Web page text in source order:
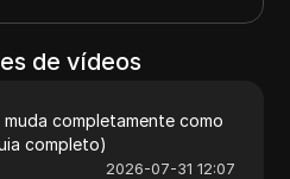
de vídeos
completamente como
completo)
2026-07-31 12:07